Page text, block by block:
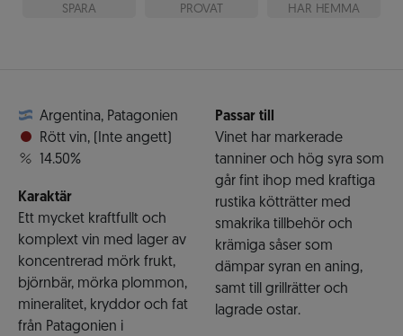
SPARA PROVAT HAR HEMMA
Argentina, Patagonien
Rött vin,
(Inte angett)
14.50%
Karaktär
Ett mycket kraftfullt och
komplext vin med lager av
koncentrerad mörk frukt,
björnbär, mörka plommon,
mineralitet, kryddor och fat
från Patagonien i
Passar till
Vinet har markerade
tanniner och hög syra som
går fint ihop med kraftiga
rustika kötträtter med
smakrika tillbehör och
krämiga såser som
dämpar syran en aning,
samt till grillrätter och
lagrade ostar.